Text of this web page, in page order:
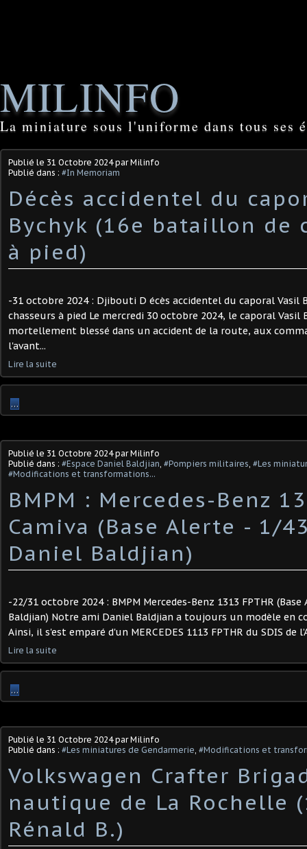
MILINFO
La miniature sous l'uniforme dans tous ses
Publié le 31 Octobre 2024par Milinfo
Publié dans : #In Memoriam
Décès accidentel du
Bychyk (16e bataillon de
à pied) ​
-31 octobre 2024 : Djibouti D écès accidentel du caporal Vasil
chasseurs à pied Le mercredi 30 octobre 2024, le caporal Vasil
mortellement blessé dans un accident de la route, aux
l'avant...
Lire la suite
…
Publié le 31 Octobre 2024par Milinfo
Publié dans : #Espace Daniel Baldjian, #Pompiers militaires, #Les
#Modifications et transformations...
BMPM : Mercedes-Benz
Camiva (Base Alerte - 1/
Daniel Baldjian)
-22/31 octobre 2024 : BMPM Mercedes-Benz 1313 FPTHR
Baldjian) Notre ami Daniel Baldjian a toujours un modèle en
Ainsi, il s'est emparé d'un MERCEDES 1113 FPTHR du SDIS de
Lire la suite
…
Publié le 31 Octobre 2024par Milinfo
Publié dans : #Les miniatures de Gendarmerie, #Modifications et
Volkswagen Crafter
nautique de La Rochelle
Rénald B.) ​